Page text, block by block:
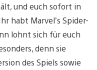
und euch sofort in
habt Marvel’s Spider-
lohnt sich für euch
denn sie
des Spiels sowie